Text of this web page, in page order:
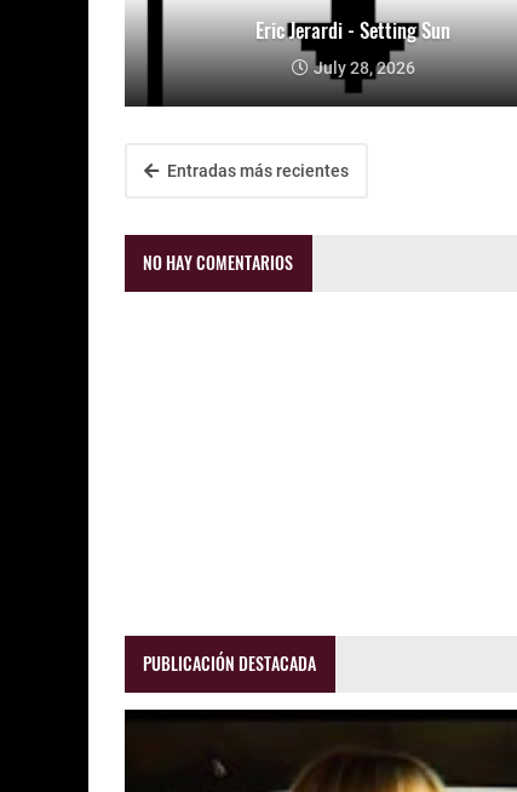
Eric Jerardi - Setting Sun
July 28, 2026
Entradas más recientes
NO HAY COMENTARIOS
PUBLICACIÓN DESTACADA